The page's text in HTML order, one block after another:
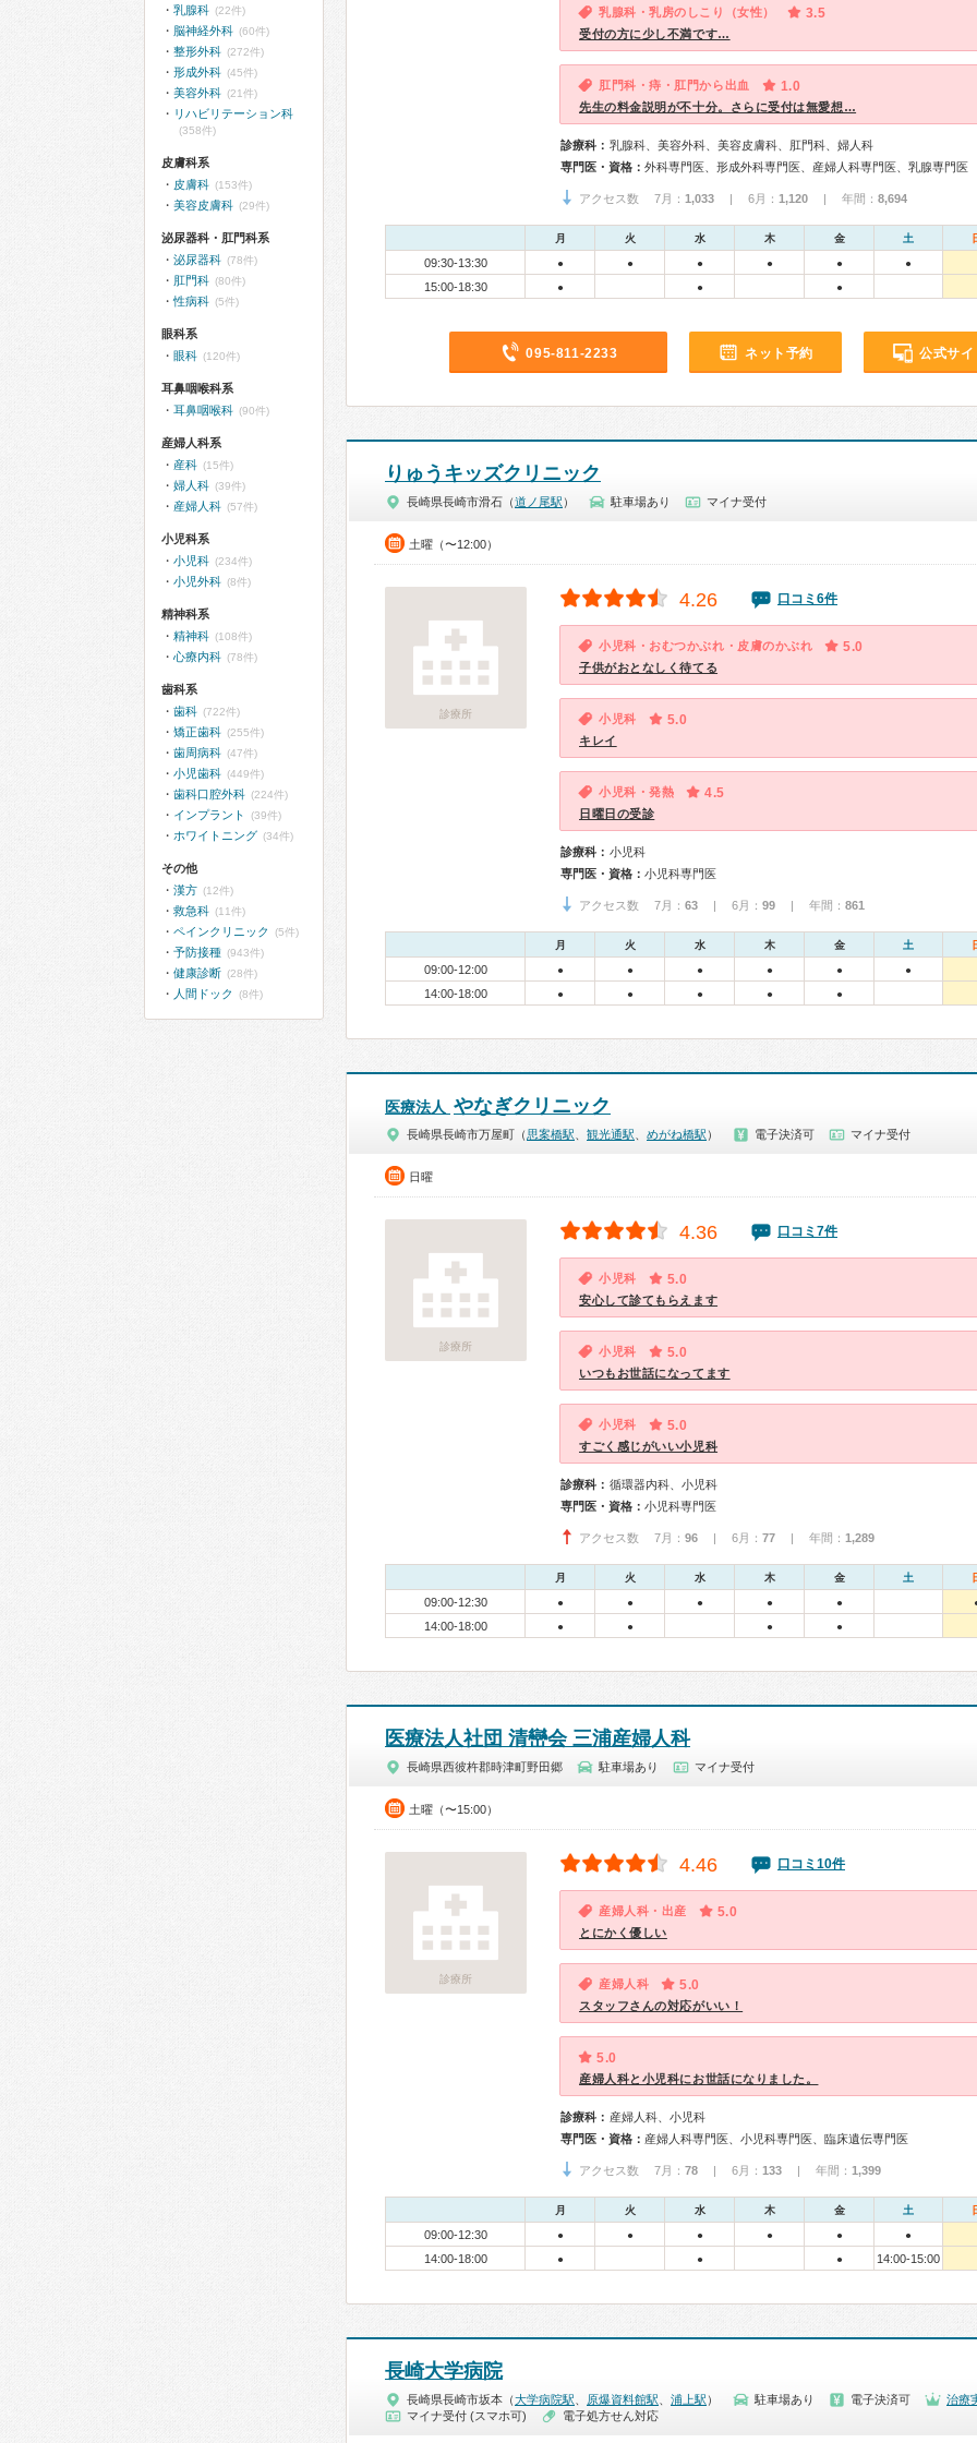
乳腺科・乳房のしこり（女性） 3.5
受付の方に少し不満です…
肛門科・痔・肛門から出血 1.0
先生の料金説明が不十分。さらに受付は無愛想…
診療科： 乳腺科、美容外科、美容皮膚科、肛門科、婦人科
専門医・資格： 外科専門医、形成外科専門医、産婦人科専門医、乳腺専門医
アクセス数 7月： 1,033 | 6月： 1,120 | 年間： 8,694
月 火 水 木 金 土
09:30-13:30 ● ● ● ● ● ●
15:00-18:30 ● ● ●
095-811-2233 ネット予約 公式サイ
りゅうキッズクリニック
長崎県長崎市滑石（道ノ尾駅 ） 駐車場あり マイナ受付
土曜（〜12:00）
診療所
4.26 口コミ6件
小児科・おむつかぶれ・皮膚のかぶれ 5.0
子供がおとなしく待てる
小児科 5.0
キレイ
小児科・発熱 4.5
日曜日の受診
診療科： 小児科
専門医・資格： 小児科専門医
アクセス数 7月： 63 | 6月： 99 | 年間： 861
月 火 水 木 金 土
09:00-12:00 ● ● ● ● ● ●
14:00-18:00 ● ● ● ● ●
医療法人 やなぎクリニック
長崎県長崎市万屋町（ 思案橋駅 観光通駅 めがね橋駅 ） 電子決済可 マイナ受付
日曜
診療所
4.36 口コミ7件
小児科 5.0
安心して診てもらえます
小児科 5.0
いつもお世話になってます
小児科 5.0
すごく感じがいい小児科
診療科： 循環器内科、小児科
専門医・資格： 小児科専門医
アクセス数 7月： 96 | 6月： 77 | 年間： 1,289
月 火 水 木 金 土
09:00-12:30 ● ● ● ● ●
14:00-18:00 ● ● ● ●
医療法人社団 清巒会 三浦産婦人科
長崎県西彼杵郡時津町野田郷 駐車場あり マイナ受付
土曜（〜15:00）
診療所
4.46 口コミ10件
産婦人科・出産 5.0
とにかく優しい
産婦人科 5.0
スタッフさんの対応がいい！
5.0
産婦人科と小児科にお世話になりました。
診療科： 産婦人科、小児科
専門医・資格： 産婦人科専門医、小児科専門医、臨床遺伝専門医
アクセス数 7月： 78 | 6月： 133 | 年間： 1,399
月 火 水 木 金 土
09:00-12:30 ● ● ● ● ● ●
14:00-18:00 ● ● ● 14:00-15:00
長崎大学病院
長崎県長崎市坂本（大学病院駅 原爆資料館駅 浦上駅 ） 駐車場あり 電子決済可
治療
マイナ受付 (スマホ可)
電子処方せん対応
乳腺科 (22件)
脳神経外科 (60件)
整形外科 (272件)
形成外科 (45件)
美容外科 (21件)
リハビリテーション科
(358件)
皮膚科系
皮膚科 (153件)
美容皮膚科 (29件)
泌尿器科・肛門科系
泌尿器科 (78件)
肛門科 (80件)
性病科 (5件)
眼科系
眼科 (120件)
耳鼻咽喉科系
耳鼻咽喉科 (90件)
産婦人科系
産科 (15件)
婦人科 (39件)
産婦人科 (57件)
小児科系
小児科 (234件)
小児外科 (8件)
精神科系
精神科 (108件)
心療内科 (78件)
歯科系
歯科 (722件)
矯正歯科 (255件)
歯周病科 (47件)
小児歯科 (449件)
歯科口腔外科 (224件)
インプラント (39件)
ホワイトニング (34件)
その他
漢方 (12件)
救急科 (11件)
ペインクリニック (5件)
予防接種 (943件)
健康診断 (28件)
人間ドック (8件)